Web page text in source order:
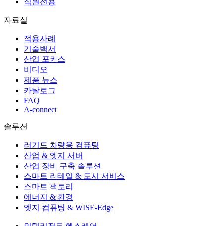
자료실
적용사례
기술백서
산업 포커스
비디오
제품 뉴스
카탈로그
FAQ
A-connect
솔루션
러기드 차량용 컴퓨팅
산업 & 엣지 서버
산업 장비 구축 솔루션
스마트 리테일 & 도시 서비스
스마트 팩토리
에너지 & 환경
엣지 컴퓨팅 & WISE-Edge